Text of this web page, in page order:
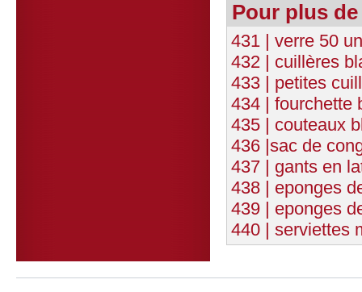
Pour plus
431 | verre 50
432 | cuillères
433 | petites
434 | fourchette
435 | couteaux
436 |sac de
437 | gants en
438 | eponges
439 | eponges
440 | serviettes